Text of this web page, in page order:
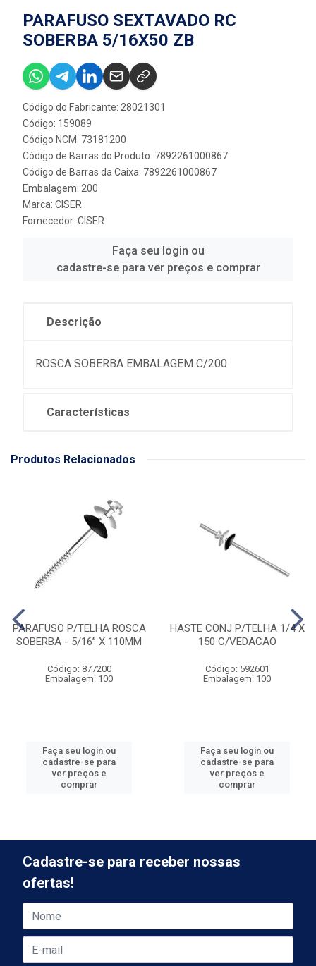
PARAFUSO SEXTAVADO RC
SOBERBA 5/16X50 ZB
Código do Fabricante: 28021301
Código: 159089
Código NCM: 73181200
Código de Barras do Produto: 7892261000867
Código de Barras da Caixa: 7892261000867
Embalagem: 200
Marca: CISER
Fornecedor: CISER
Faça seu login ou
cadastre-se para ver preços e comprar
Descrição
ROSCA SOBERBA EMBALAGEM C/200
Características
Produtos Relacionados
PARAFUSO P/TELHA ROSCA
SOBERBA - 5/16” X 110MM
Código: 877200
Embalagem: 100
Faça seu login ou
cadastre-se para
ver preços e
comprar
HASTE CONJ P/TELHA 1/4 X
150 C/VEDACAO
Código: 592601
Embalagem: 100
Faça seu login ou
cadastre-se para
ver preços e
comprar
Cadastre-se para receber nossas
ofertas!